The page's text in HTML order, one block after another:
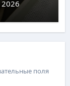
2026
поля